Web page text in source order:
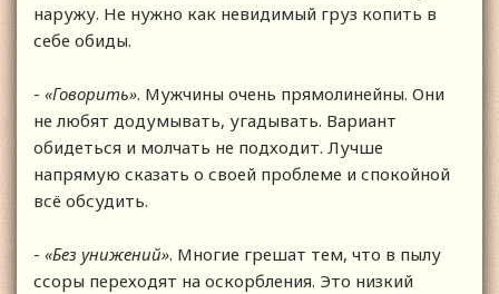
наружу. Не нужно как невидимый груз копить в
себе обиды.
- «Говорить». Мужчины очень прямолинейны. Они
не любят додумывать, угадывать. Вариант
обидеться и молчать не подходит. Лучше
напрямую сказать о своей проблеме и спокойной
всё обсудить.
- «Без унижений». Многие грешат тем, что в пылу
ссоры переходят на оскорбления. Это низкий